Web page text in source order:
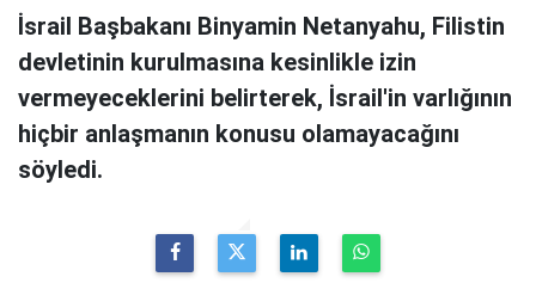
İsrail Başbakanı Binyamin Netanyahu, Filistin
devletinin kurulmasına kesinlikle izin
vermeyeceklerini belirterek, İsrail'in varlığının
hiçbir anlaşmanın konusu olamayacağını
söyledi.